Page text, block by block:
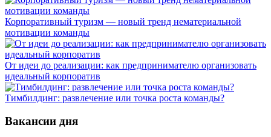
Корпоративный туризм — новый тренд нематериальной
мотивации команды
От идеи до реализации: как предпринимателю организовать
идеальный корпоратив
Тимбилдинг: развлечение или точка роста команды?
Вакансии дня